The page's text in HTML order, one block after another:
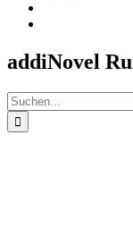
addiNovel
Suche
nach: